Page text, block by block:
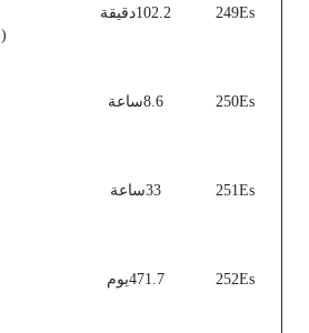
249Es 102.2دقيقة
(α (≈ 0.57%
250Es 8.6ساعة
251Es 33ساعة
252Es 471.7يوم